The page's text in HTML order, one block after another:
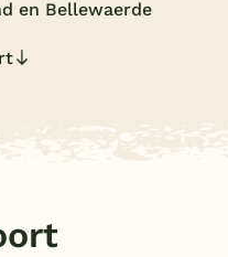
en Bellewaerde